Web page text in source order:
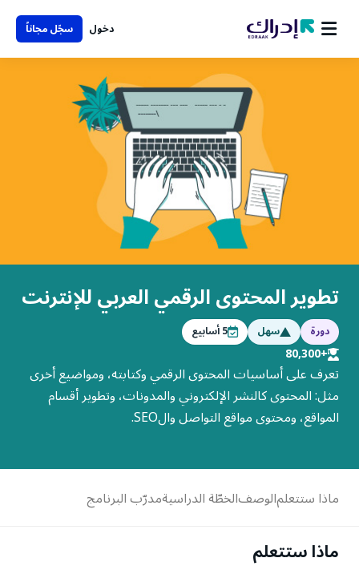
دخول سجّل مجاناً
تطوير المحتوى الرقمي العربي للإنترنت
دورة سهل 5أسابيع
+80,300
تعرف على أساسيات المحتوى الرقمي وكتابته، ومواضيع أخرى
مثل: المحتوى كالنشر الإلكتروني والمدونات، وتطوير أقسام
المواقع، ومحتوى مواقع التواصل والSEO.
ماذا ستتعلمالوصفالخطّة الدراسيةمدرّب البرنامج
ماذا ستتعلم